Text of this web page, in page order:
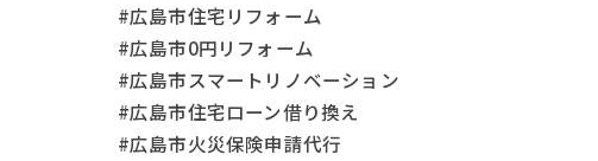
#広島市住宅リフォーム
#広島市0円リフォーム
#広島市スマートリノベーション
#広島市住宅ローン借り換え
#広島市火災保険申請代行